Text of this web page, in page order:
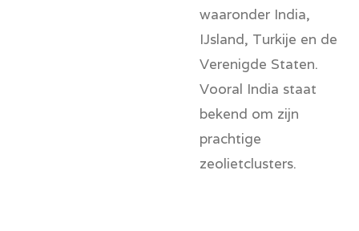
waaronder India,
IJsland, Turkije en de
Verenigde Staten.
Vooral India staat
bekend om zijn
prachtige
zeolietclusters.